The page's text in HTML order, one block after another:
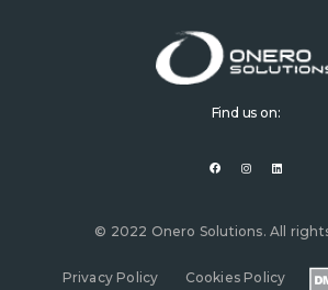
Find us on:
a
o
k
n
a
i
n
© 2022 Onero Solutions. All
Privacy Policy Cookies Policy